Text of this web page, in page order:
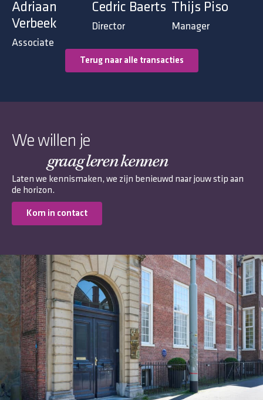
Adriaan
Verbeek
Associate
Cedric Baerts
Director
Thijs Piso
Manager
Terug naar alle transacties
We willen je
graag leren kennen
Laten we kennismaken, we zijn benieuwd naar jouw stip aan
de horizon.
Kom in contact